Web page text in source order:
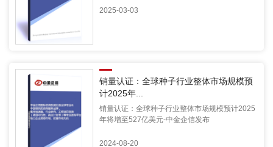
2025-03-03
销量认证：全球种子行业整体市场规模预
计2025年...
销量认证：全球种子行业整体市场规模预计2025
年将增至527亿美元-中金企信发布
2024-08-20